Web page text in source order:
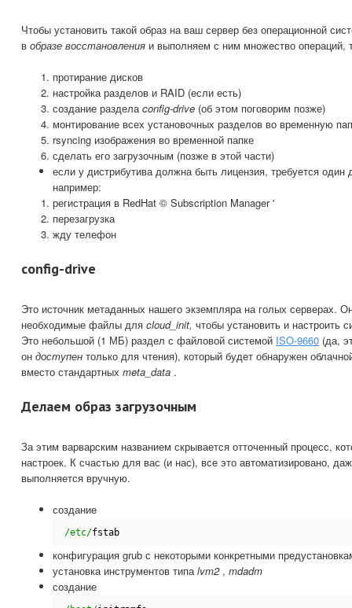
Чтобы установить такой образ на ваш сервер без операционной
в образе восстановления и выполняем с ним множество операций,
протирание дисков
настройка разделов и RAID (если есть)
создание разделаconfig-drive (об этом поговорим позже)
монтирование всех установочных разделов во временную
rsyncing изображения во временной папке
сделать его загрузочным (позже в этой части)
если у дистрибутива должна быть лицензия, требуется один
например:
регистрация в RedHat © Subscription Manager '
перезагрузка
жду телефон
config-drive
Это источник метаданных нашего экземпляра на голых серверах.
необходимые файлы для cloud_init, чтобы установить и настроить
Это небольшой (1 МБ) раздел с файловой системой ISO-9660 (да,
он доступен только для чтения), который будет обнаружен
вместо стандартных meta_data .
Делаем образ загрузочным
За этим варварским названием скрывается отточенный процесс,
настроек. К счастью для вас (и нас), все это автоматизировано,
выполняется вручную.
создание
/etc/fstab
конфигурация grub с некоторыми конкретными
установка инструментов типаlvm2, mdadm
создание